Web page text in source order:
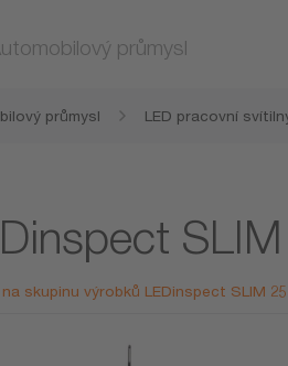
průmysl
průmysl LED pracovní
skupinu výrobků LEDinspect SLIM